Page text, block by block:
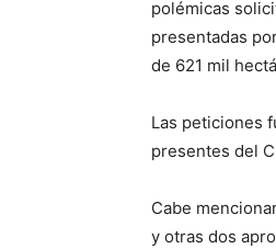
polémicas
presentadas
de 621 mil
Las peticiones
presentes del
Cabe
y otras dos